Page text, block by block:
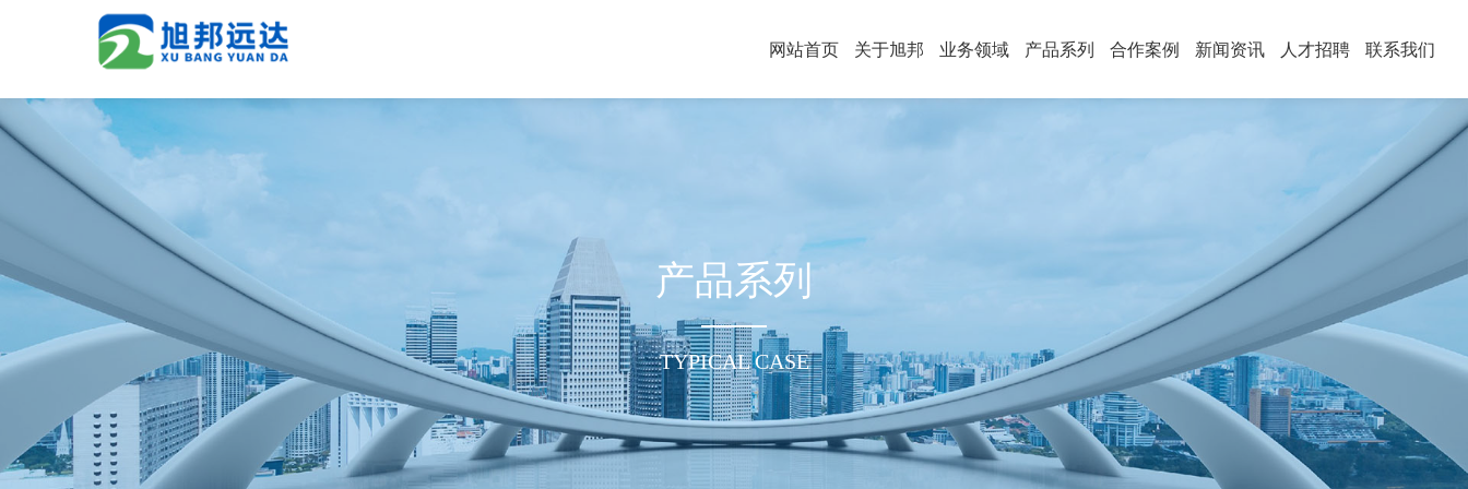
网站首页 关于旭邦 业务领域 产品系列 合作案例 新闻资讯 人才招聘 联系我们
产品系列
TYPICAL CASE